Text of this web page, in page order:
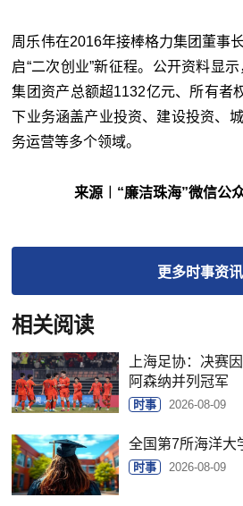
周乐伟在2016年接棒格力集团董事
启“二次创业”新征程。公开资料显
集团资产总额超1132亿元、所有者
下业务涵盖产业投资、建设投资、
务运营等多个领域。
来源︱“廉洁珠海”微信公
更多时事资讯
相关阅读
上海足协：决赛
阿森纳并列冠军
时事 2026-08-09
全国第7所海洋大
时事 2026-08-09